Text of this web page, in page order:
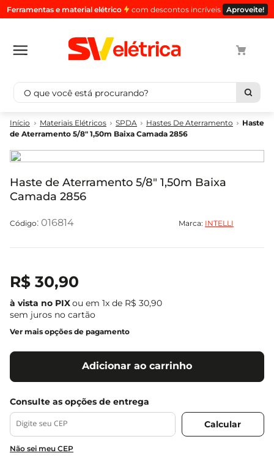
Ferramentas e material elétrico com descontos incríveis Aproveite!
O que você está procurando?
Materiais Elétricos SPDA Hastes De Aterramento
Haste
de Aterramento 5/8" 1,50m Baixa Camada 2856
Haste de Aterramento 5/8" 1,50m Baixa
Camada 2856
: 016814 Marca: INTELLI
R$ 30,90
ou em 1x de R$ 30,90
sem juros no cartão
Ver mais opções de pagamento
Adicionar ao carrinho
Não sei meu CEP
Termos mais buscados
2º
luminaria
3º
tomada
4º
cabo pp
4